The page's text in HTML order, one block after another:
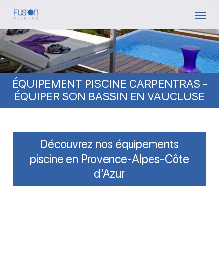
Skip
main
content
ÉQUIPEMENT PISCINE CARPENTRAS -
ÉQUIPER SON BASSIN EN VAUCLUSE
Découvrez nos équipements
piscine en Provence-Alpes-Côte
d’Azur